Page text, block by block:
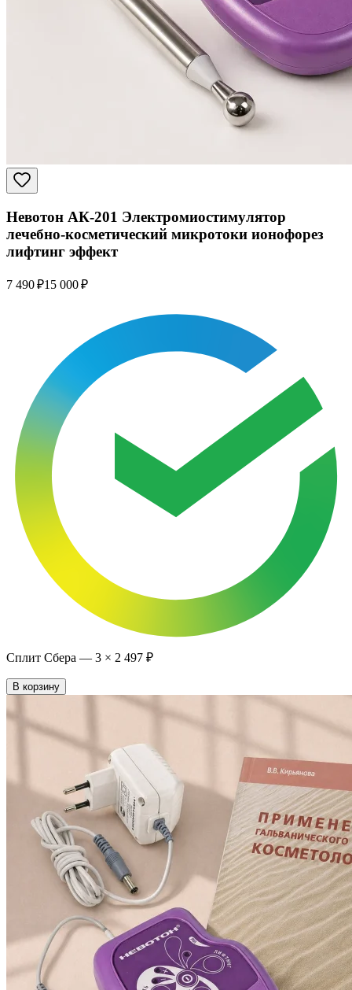
Невотон АК-201 Электромиостимулятор
лечебно-косметический микротоки ионофорез
лифтинг эффект
7 490 ₽15 000 ₽
Сплит Сбера — 3 × 2 497 ₽
В корзину